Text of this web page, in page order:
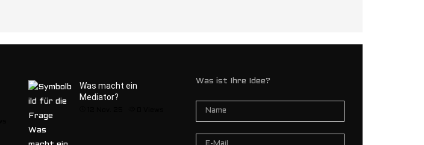
Was macht ein
Mediator?
Was ist Ihre Idee?